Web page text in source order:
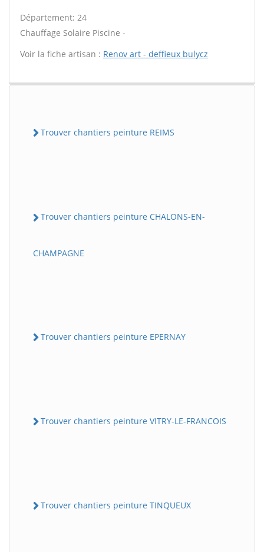
Département: 24
Chauffage Solaire Piscine -
Voir la fiche artisan : Renov art - deffieux bulycz
Trouver chantiers peinture REIMS
Trouver chantiers peinture CHALONS-EN-
CHAMPAGNE
Trouver chantiers peinture EPERNAY
Trouver chantiers peinture VITRY-LE-FRANCOIS
Trouver chantiers peinture TINQUEUX